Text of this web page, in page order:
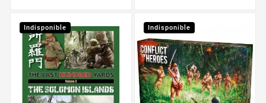
Indisponible Indisponible